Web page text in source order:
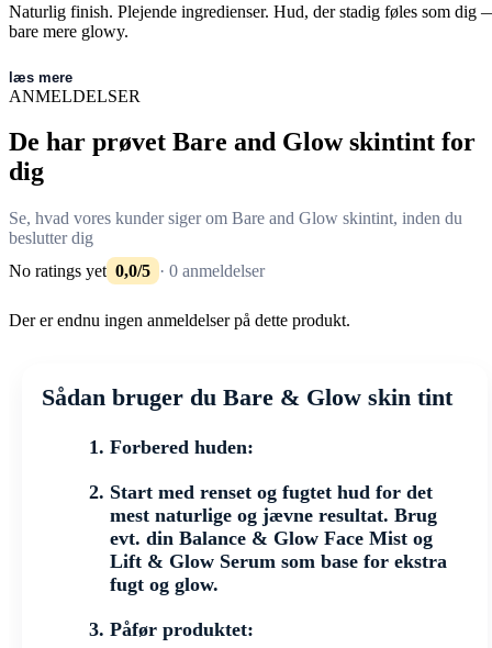
Naturlig finish. Plejende ingredienser. Hud, der stadig føles som dig
bare mere glowy.
læs mere
ANMELDELSER
De har prøvet Bare and Glow skintint for
dig
Se, hvad vores kunder siger om Bare and Glow skintint, inden du
beslutter dig
No ratings yet 0,0/5 · 0 anmeldelser
Der er endnu ingen anmeldelser på dette produkt.
Sådan bruger du Bare & Glow skin tint
Forbered huden:
Start med renset og fugtet hud for det
mest naturlige og jævne resultat. Brug
evt. din Balance & Glow Face Mist og
Lift & Glow Serum som base for ekstra
fugt og glow.
Påfør produktet: